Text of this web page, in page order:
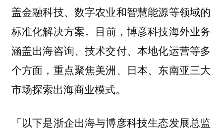
盖金融科技、数字农业和智慧能源等领域的
标准化解决方案。 目前，博彦科技海外业务
涵盖出海咨询、技术交付、本地化运营等多
个方面，重点聚焦美洲、日本、东南亚三大
市场探索出海商业模式。
「以下是浙企出海与博彦科技生态发展总监